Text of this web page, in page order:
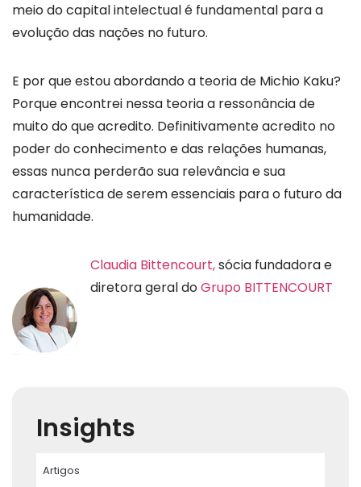
meio do capital intelectual é fundamental para a
evolução das nações no futuro.
E por que estou abordando a teoria de Michio Kaku?
Porque encontrei nessa teoria a ressonância de
muito do que acredito. Definitivamente acredito no
poder do conhecimento e das relações humanas,
essas nunca perderão sua relevância e sua
característica de serem essenciais para o futuro da
humanidade.
Claudia Bittencourt,sócia fundadora e
diretora geral doGrupo BITTENCOURT
Insights
Artigos